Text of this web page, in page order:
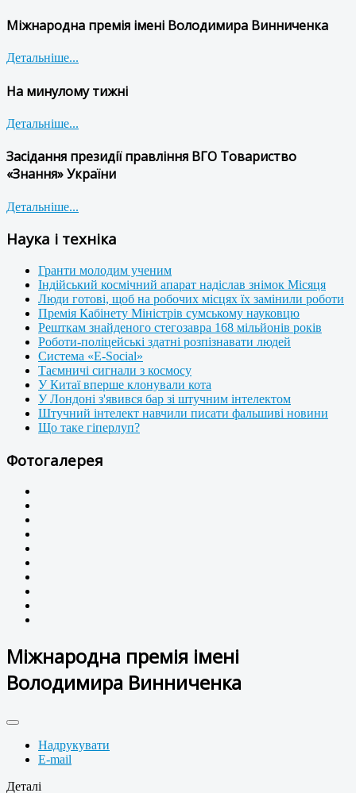
Міжнародна премія імені Володимира Винниченка
Детальніше...
На минулому тижні
Детальніше...
Засідання президії правління ВГО Товариство
«Знання» України
Детальніше...
Наука і техніка
Гранти молодим ученим
Індійський космічний апарат надіслав знімок Місяця
Люди готові, щоб на робочих місцях їх замінили роботи
Премія Кабінету Міністрів сумському науковцю
Решткам знайденого стегозавра 168 мільйонів років
Роботи-поліцейські здатні розпізнавати людей
Система «E-Social»
Таємничі сигнали з космосу
У Китаї вперше клонували кота
У Лондоні з'явився бар зі штучним інтелектом
Штучний інтелект навчили писати фальшиві новини
Що таке гіперлуп?
Фотогалерея
Міжнародна премія імені
Володимира Винниченка
Надрукувати
E-mail
Деталі